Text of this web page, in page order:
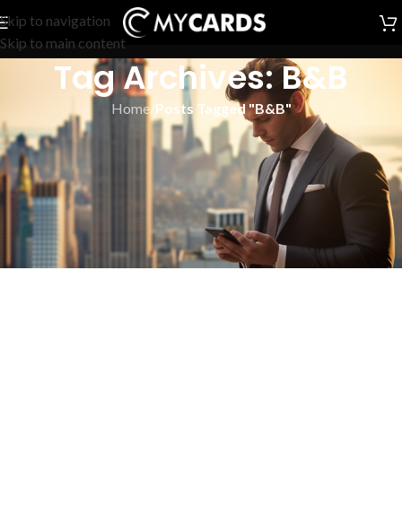
Skip to navigation
Skip to main content
Tag Archives: B&B
Home/Posts Tagged "B&B"